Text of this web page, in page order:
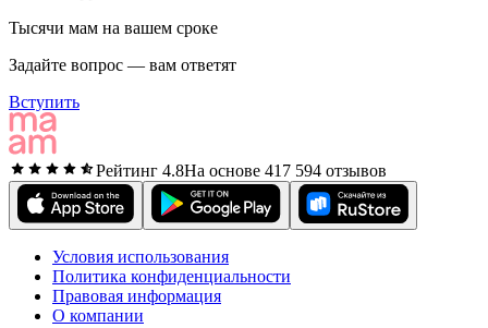
Тысячи мам на вашем сроке
Задайте вопрос — вам ответят
Вступить
Рейтинг 4.8На основе 417 594 отзывов
Условия использования
Политика конфиденциальности
Правовая информация
О компании